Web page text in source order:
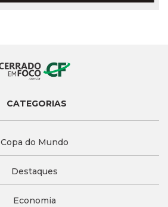
CATEGORIAS
Copa do Mundo
Destaques
Economia